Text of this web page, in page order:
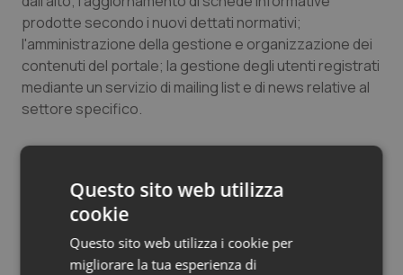
Salute orale & impianti
Sangue & coagulazione
Tiroide
Tumore ovarico
Tumori del Polmone & Testa Collo
prodotte secondo i nuovi dettati normativi;
l'amministrazione della gestione e organizzazione dei
contenuti del portale; la gestione degli utenti registrati
mediante un servizio di mailing list e di news relative al
settore specifico.
Lorenzo Proia
Questo sito web utilizza
cookie
Questo sito web utilizza i cookie per
migliorare la tua esperienza di